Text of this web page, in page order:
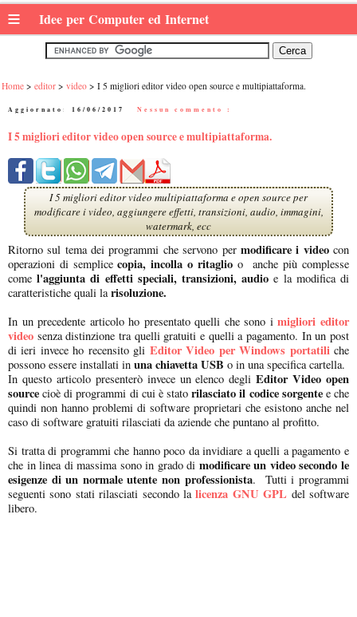
≡ Idee per Computer ed Internet
Home editor video I 5 migliori editor video open source e multipiattaforma.
Aggiornato: 16/06/2017 Nessun commento :
I 5 migliori editor video open source e multipiattaforma.
I 5 migliori editor video multipiattaforma e open source per
modificare i video, aggiungere effetti, transizioni, audio, immagini,
watermark, ecc
Ritorno sul tema dei programmi che servono permodificare i videocon
operazioni di semplicecopia, incolla o ritaglioo anche più complesse
come l'aggiunta di effetti speciali, transizioni, audio e la modifica di
caratteristiche quali larisoluzione.
In un precedente articolo ho presentato quelli che sono i migliori editor
video senza distinzione tra quelli gratuiti e quelli a pagamento. In un post
di ieri invece ho recensito gli Editor Video per Windows portatiliche
possono essere installati in una chiavetta USB o in una specifica cartella.
In questo articolo presenterò invece un elenco degliEditor Video open
source cioè di programmi di cui è statorilasciato il codice sorgentee che
quindi non hanno problemi di software proprietari che esistono anche nel
caso di software gratuiti rilasciati da aziende che puntano al profitto.
Si tratta di programmi che hanno poco da invidiare a quelli a pagamento e
che in linea di massima sono in grado di modificare un video secondo le
esigenze di un normale utente non professionista. Tutti i programmi
seguenti sono stati rilasciati secondo lalicenza GNU GPL del software
libero.